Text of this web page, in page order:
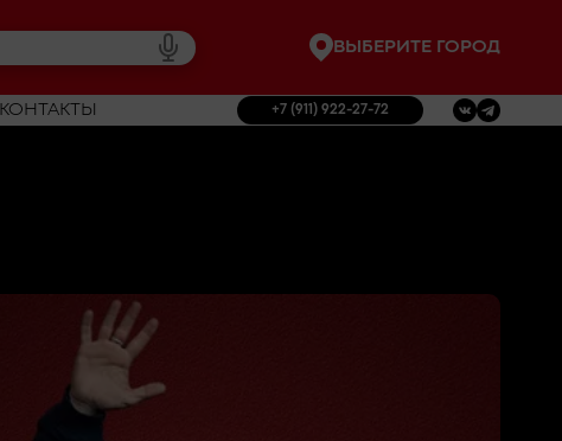
ВЫБЕРИТЕ ГОРОД
КОНТАКТЫ +7 (911) 922-27-72